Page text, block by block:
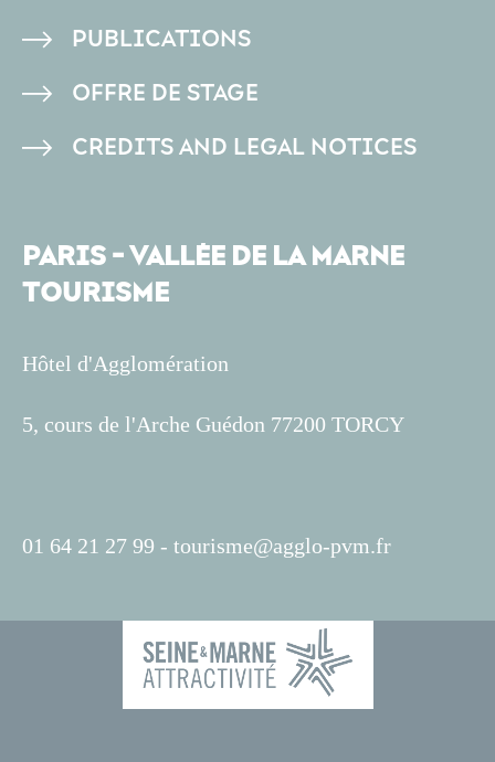
PUBLICATIONS
OFFRE DE STAGE
CREDITS AND LEGAL NOTICES
PARIS - VALLÉE DE LA MARNE
TOURISME
Hôtel d'Agglomération
5, cours de l'Arche Guédon 77200 TORCY
01 64 21 27 99 - tourisme@agglo-pvm.fr